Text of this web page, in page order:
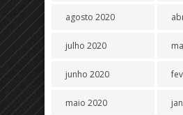
agosto 2020
julho 2020
junho 2020
maio 2020